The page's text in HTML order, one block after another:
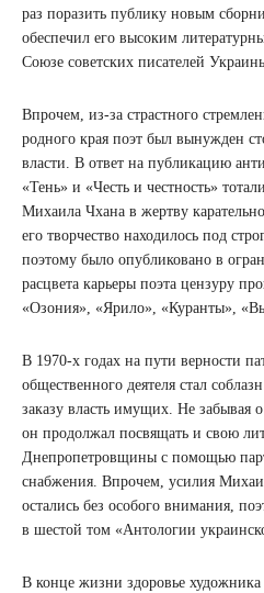
раз поразить публику новым
обеспечил его высоким
Союзе советских писателей
Впрочем, из-за страстного
родного края поэт был вынужден
власти. В ответ на публикацию
«Тень» и «Честь и честность»
Михаила Чхана в жертву
его творчество находилось под
поэтому было опубликовано в
расцвета карьеры поэта цензуру
«Озония», «Ярило», «Куранты»,
В 1970-х годах на пути верности
общественного деятеля стал
заказу власть имущих. Не забывая
он продолжал посвящать и свою
Днепропетровщины с помощью
снабжения. Впрочем, усилия
остались без особого внимания,
в шестой том «Антологии
В конце жизни здоровье